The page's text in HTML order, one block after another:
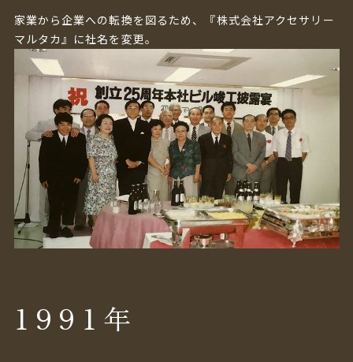
家業から企業への転換を図るため、『株式会社アクセサリー
マルタカ』に社名を変更。
1991 年